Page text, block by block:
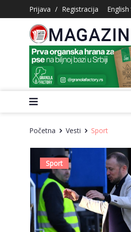
Prijava / Registracija
Početna Vesti Sport
Sport